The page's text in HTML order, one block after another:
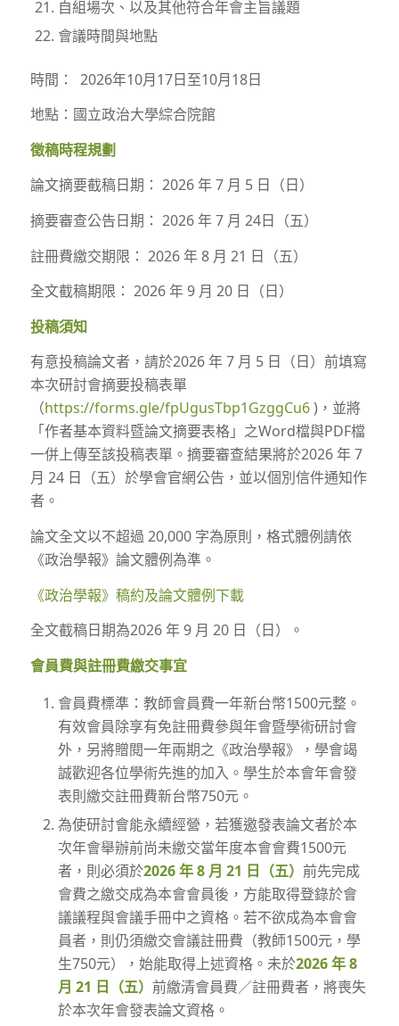
自組場次、以及其他符合年會主旨議題
會議時間與地點
時間： 2026年10月17日至10月18日
地點：國立政治大學綜合院館
徵稿時程規劃
論文摘要截稿日期： 2026 年 7 月 5 日（日）
摘要審查公告日期： 2026 年 7 月 24日（五）
註冊費繳交期限： 2026 年 8 月 21 日（五）
全文截稿期限： 2026 年 9 月 20 日（日）
投稿須知
有意投稿論文者，請於2026 年 7 月 5 日（日）前填寫
本次研討會摘要投稿表單
（https://forms.gle/fpUgusTbp1GzggCu6)，並將
「作者基本資料暨論文摘要表格」之Word檔與PDF檔
一併上傳至該投稿表單。摘要審查結果將於2026 年 7
月 24 日（五）於學會官網公告，並以個別信件通知作
者。
論文全文以不超過 20,000 字為原則，格式體例請依
《政治學報》論文體例為準。
《政治學報》稿約及論文體例下載
全文截稿日期為2026 年 9 月 20 日（日）。
會員費與註冊費繳交事宜
會員費標準：教師會員費一年新台幣1500元整。
有效會員除享有免註冊費參與年會暨學術研討會
外，另將贈閱一年兩期之《政治學報》，學會竭
誠歡迎各位學術先進的加入。學生於本會年會發
表則繳交註冊費新台幣750元。
為使研討會能永續經營，若獲邀發表論文者於本
次年會舉辦前尚未繳交當年度本會會費1500元
者，則必須於2026 年 8 月 21 日（五） 前先完成
會費之繳交成為本會會員後，方能取得登錄於會
議議程與會議手冊中之資格。若不欲成為本會會
員者，則仍須繳交會議註冊費（教師1500元，學
生750元），始能取得上述資格。未於2026 年 8
月 21 日（五） 前繳清會員費／註冊費者，將喪失
於本次年會發表論文資格。